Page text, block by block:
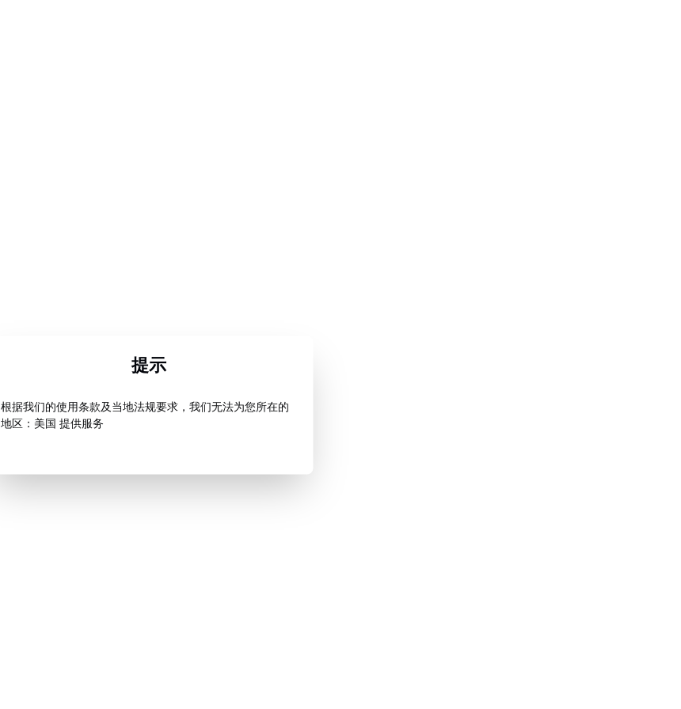
提示
根据我们的使用条款及当地法规要求，我们无法为您所在的
地区：美国 提供服务